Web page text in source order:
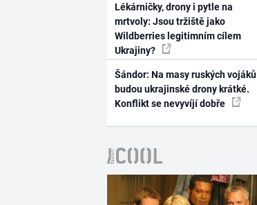
Lékárničky, drony i pytle na
mrtvoly: Jsou tržiště jako
Wildberries legitimním cílem
Ukrajiny?
Šándor: Na masy ruských vojáků
budou ukrajinské drony krátké.
Konflikt se nevyvíjí dobře